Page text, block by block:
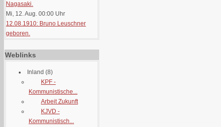
Nagasaki.
Mi, 12. Aug. 00:00 Uhr
12.08.1910: Bruno Leuschner
geboren.
Weblinks
Inland (8)
KPF -
Kommunistische...
Arbeit Zukunft
KJVD -
Kommunistisch...